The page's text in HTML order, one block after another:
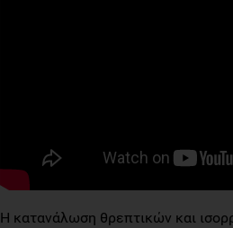
Η κατανάλωση θρεπτικών και